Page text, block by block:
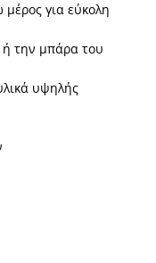
μέρος για εύκολη
ή την μπάρα του
υψηλής